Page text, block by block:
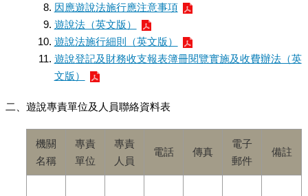
因應遊說法施行應注意事項
遊說法（英文版）
遊說法施行細則（英文版）
遊說登記及財務收支報表簿冊閱覽實施及收費辦法（英
文版）
二、遊說專責單位及人員聯絡資料表
機關
名稱
專責
單位
專責
人員
電話 傳真
電子
郵件
備註